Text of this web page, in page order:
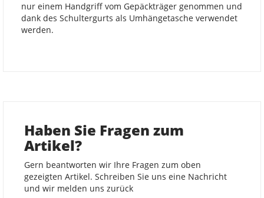
nur einem Handgriff vom Gepäckträger genommen und
dank des Schultergurts als Umhängetasche verwendet
werden.
Haben Sie Fragen zum
Artikel?
Gern beantworten wir Ihre Fragen zum oben
gezeigten Artikel. Schreiben Sie uns eine Nachricht
und wir melden uns zurück